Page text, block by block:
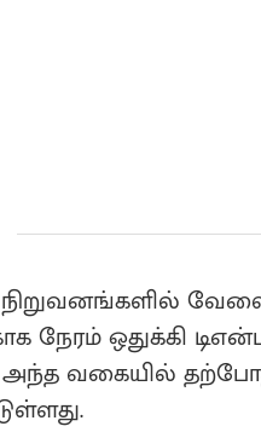
ஒதுக்கி
அந்த வகையில்